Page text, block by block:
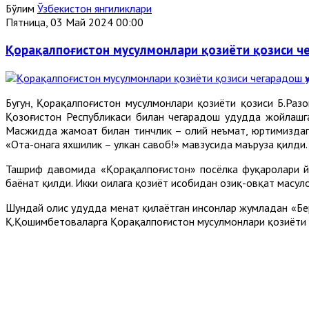
Бўлим Ўзбекистон янгиликлари
Пятница, 03 Май 2024 00:00
Қорақалпоғистон мусулмонлари қозиёти қозиси
Бугун, Қорақалпоғистон мусулмонлари қозиёти қозиси
Қозоғистон Республикаси билан чегарадош ҳудудда
Масжидда жамоат билан тинчлик – олий неъмат,
«Ота-онага яхшилик – улкан савоб!» мавзусида маъруза қилди.
Ташриф давомида «Қорақалпоғистон» посёлка фуқаролари
баёнат қилди. Икки оилага қозиёт ҳисобидан озиқ-овқат
Шундай олис ҳудудда меҳнат қилаётган инсонлар жумладан
Қ.Қошимбетоваларга Қорақалпоғистон мусулмонлари